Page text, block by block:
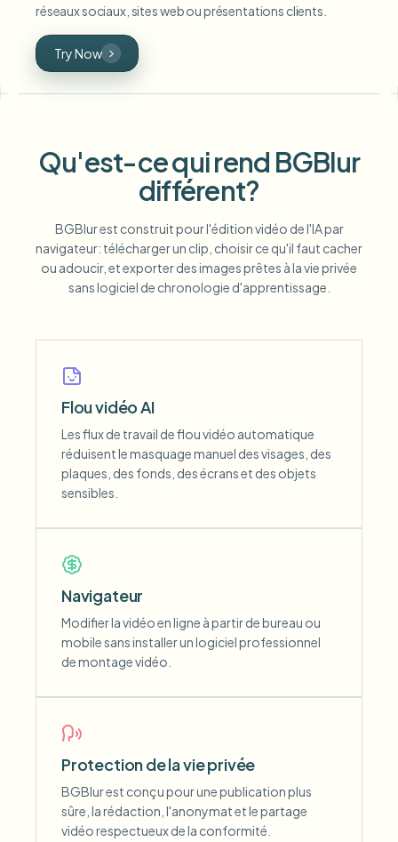
réseaux sociaux, sites web ou présentations clients.
Try Now
Qu'est-ce qui rend BGBlur
différent?
BGBlur est construit pour l'édition vidéo de l'IA par
navigateur: télécharger un clip, choisir ce qu'il faut cacher
ou adoucir, et exporter des images prêtes à la vie privée
sans logiciel de chronologie d'apprentissage.
Flou vidéo AI
Les flux de travail de flou vidéo automatique
réduisent le masquage manuel des visages, des
plaques, des fonds, des écrans et des objets
sensibles.
Navigateur
Modifier la vidéo en ligne à partir de bureau ou
mobile sans installer un logiciel professionnel
de montage vidéo.
Protection de la vie privée
BGBlur est conçu pour une publication plus
sûre, la rédaction, l'anonymat et le partage
vidéo respectueux de la conformité.